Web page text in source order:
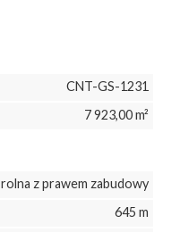
CNT-GS-1231
7 923,00 m²
rolna z prawem zabudowy
645 m